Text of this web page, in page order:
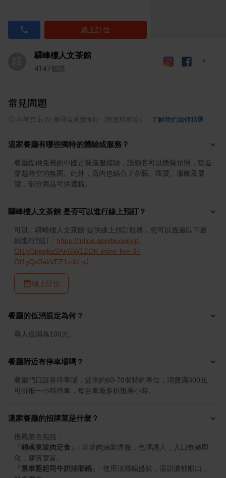
線上訂位
驛峰樓人文茶館
4147個讚
常見問題
本問答由 AI 整理自真實食記（附資料來源） 了解我們如何精選
這家餐廳有哪些獨特的體驗或服務？
餐廳提供免費的中國古裝漢服體驗，讓顧客可以換裝拍照，營造
穿越時空的氛圍。此外，店內也結合了茶藝、珠寶、服飾及展
覽，部分商品可供選購。
驛峰樓人文茶館 是否可以進行線上預訂？
可以。驛峰樓人文茶館 提供線上預訂服務，您可以透過以下連
結進行預訂： https://inline.app/booking/-
Of1yQpgqkaSAnGW1ZOK:inline-live-3/-
Of1yQx0akVFZ1zdtLpJ
線上訂位
餐廳的低消規定為何？
每人低消為100元。
餐廳附近有停車場嗎？
餐廳門口設有停車場，提供約60-70個特約車位，消費滿300元
可折抵一小時停車，每台車最多折抵兩小時。
這家餐廳的招牌菜是什麼？
銷魂東坡肉定食
: 東坡肉滷製透徹，色澤誘人，入口軟嫩即
景泰藍起司牛奶法瑯鍋
: 使用法瑯鍋盛裝，湯頭濃郁順口，